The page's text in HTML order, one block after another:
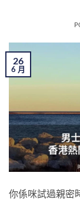
26
6 月
你係咪試過親密